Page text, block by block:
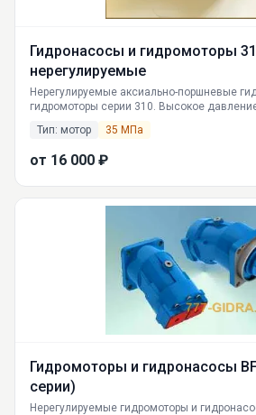
Гидронасосы и гидромоторы
нерегулируемые
Нерегулируемые аксиально-поршневые
гидромоторы серии 310. Высокое
модельный ряд 310.4.12, 310.4.28,
Тип: мотор 35 МПа
от 16 000 ₽
Гидромоторы и гидронасосы
серии)
Нерегулируемые гидромоторы и